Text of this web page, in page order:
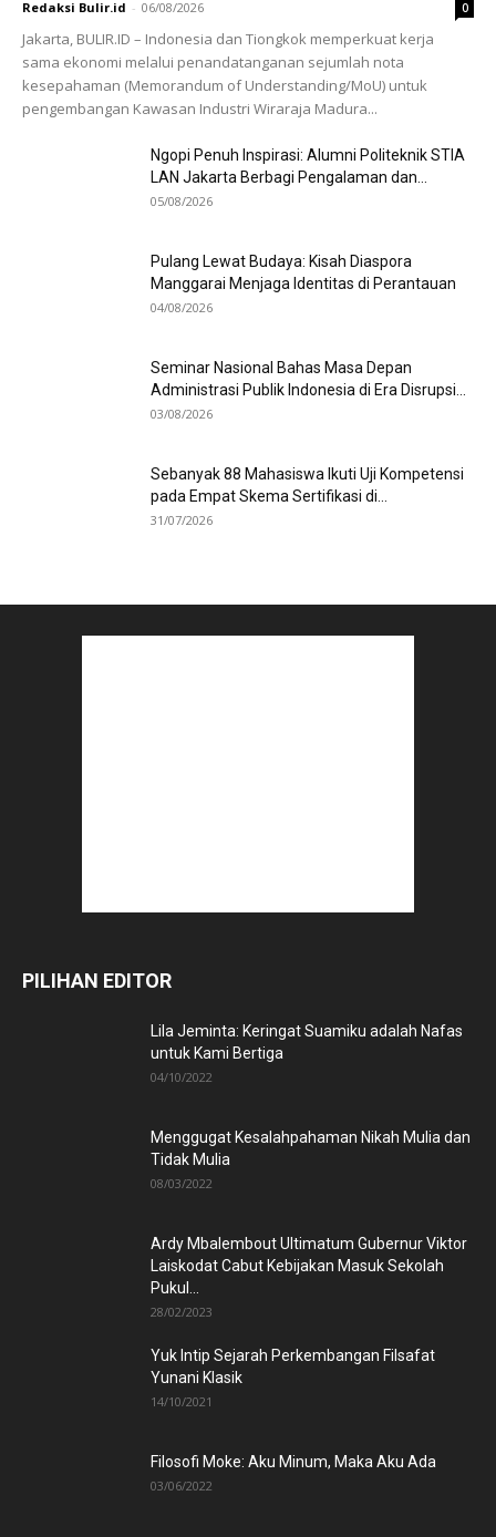
Redaksi Bulir.id - 06/08/2026 0
Jakarta, BULIR.ID – Indonesia dan Tiongkok memperkuat kerja
sama ekonomi melalui penandatanganan sejumlah nota
kesepahaman (Memorandum of Understanding/MoU) untuk
pengembangan Kawasan Industri Wiraraja Madura...
Ngopi Penuh Inspirasi: Alumni Politeknik STIA
LAN Jakarta Berbagi Pengalaman dan...
05/08/2026
Pulang Lewat Budaya: Kisah Diaspora
Manggarai Menjaga Identitas di Perantauan
04/08/2026
Seminar Nasional Bahas Masa Depan
Administrasi Publik Indonesia di Era Disrupsi...
03/08/2026
Sebanyak 88 Mahasiswa Ikuti Uji Kompetensi
pada Empat Skema Sertifikasi di...
31/07/2026
PILIHAN EDITOR
Lila Jeminta: Keringat Suamiku adalah Nafas
untuk Kami Bertiga
04/10/2022
Menggugat Kesalahpahaman Nikah Mulia dan
Tidak Mulia
08/03/2022
Ardy Mbalembout Ultimatum Gubernur Viktor
Laiskodat Cabut Kebijakan Masuk Sekolah
Pukul...
28/02/2023
Yuk Intip Sejarah Perkembangan Filsafat
Yunani Klasik
14/10/2021
Filosofi Moke: Aku Minum, Maka Aku Ada
03/06/2022